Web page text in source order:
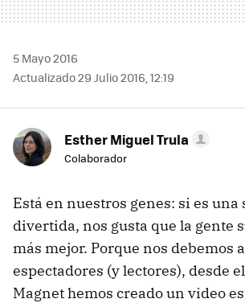
5 Mayo 2016
Actualizado 29 Julio 2016, 12:19
Esther Miguel Trula
Colaborador
Está en nuestros genes: si es
divertida, nos gusta que la gente
más mejor. Porque nos debemos
espectadores (y lectores), desde
Magnet hemos creado un video